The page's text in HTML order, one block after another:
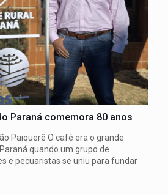
Paraná comemora 80 anos
Paiquerê O café era o grande
quando um grupo de
e pecuaristas se uniu para fundar